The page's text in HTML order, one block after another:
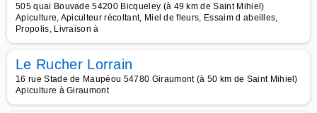
505 quai Bouvade 54200 Bicqueley (à 49 km de Saint Mihiel)
Apiculture, Apiculteur récoltant, Miel de fleurs, Essaim d abeilles,
Propolis, Livraison à
Le Rucher Lorrain
16 rue Stade de Maupéou 54780 Giraumont (à 50 km de Saint Mihiel)
Apiculture à Giraumont